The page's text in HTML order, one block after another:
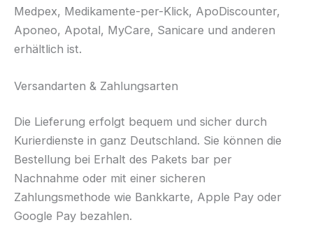
Medpex, Medikamente-per-Klick, ApoDiscounter,
Aponeo, Apotal, MyCare, Sanicare und anderen
erhältlich ist.
Versandarten & Zahlungsarten
Die Lieferung erfolgt bequem und sicher durch
Kurierdienste in ganz Deutschland. Sie können die
Bestellung bei Erhalt des Pakets bar per
Nachnahme oder mit einer sicheren
Zahlungsmethode wie Bankkarte, Apple Pay oder
Google Pay bezahlen.